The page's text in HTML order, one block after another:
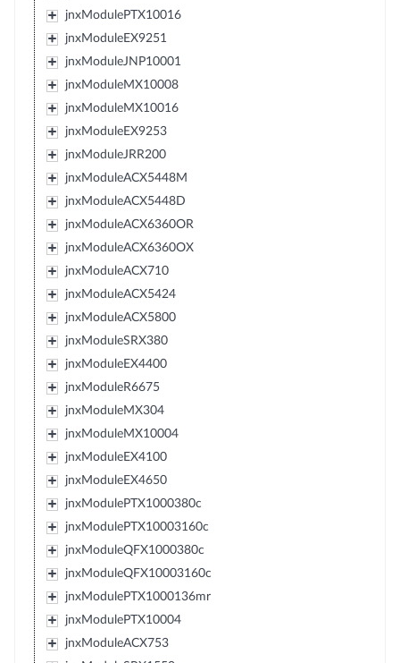
jnxModulePTX10016
jnxModuleEX9251
jnxModuleJNP10001
jnxModuleMX10008
jnxModuleMX10016
jnxModuleEX9253
jnxModuleJRR200
jnxModuleACX5448M
jnxModuleACX5448D
jnxModuleACX6360OR
jnxModuleACX6360OX
jnxModuleACX710
jnxModuleACX5424
jnxModuleACX5800
jnxModuleSRX380
jnxModuleEX4400
jnxModuleR6675
jnxModuleMX304
jnxModuleMX10004
jnxModuleEX4100
jnxModuleEX4650
jnxModulePTX1000380c
jnxModulePTX10003160c
jnxModuleQFX1000380c
jnxModuleQFX10003160c
jnxModulePTX1000136mr
jnxModulePTX10004
jnxModuleACX753